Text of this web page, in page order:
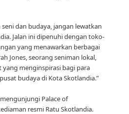
dan budaya, jangan lewatkan
Jalan ini dipenuhi dengan toko-
yang menawarkan berbagai
Jones, seorang seniman lokal,
yang menginspirasi bagi para
budaya di Kota Skotlandia.”
Palace of
resmi Ratu Skotlandia.